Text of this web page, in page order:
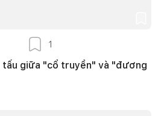
1
tấu giữa "cổ truyền" và "đương